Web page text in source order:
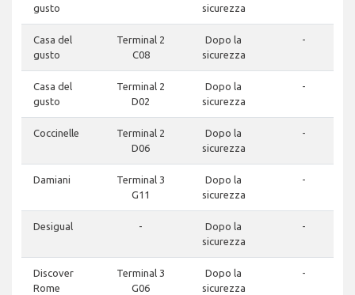
gusto
sicurezza
Casa del
gusto
Terminal 2
C08
Dopo la
sicurezza
-
Casa del
gusto
Terminal 2
D02
Dopo la
sicurezza
-
Coccinelle
Terminal 2
D06
Dopo la
sicurezza
-
Damiani
Terminal 3
G11
Dopo la
sicurezza
-
Desigual -
Dopo la
sicurezza
-
Discover
Rome
Terminal 3
G06
Dopo la
sicurezza
-